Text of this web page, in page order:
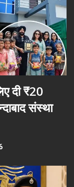
दी ₹20
संस्था